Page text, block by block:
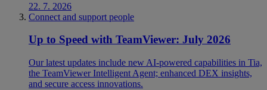
22. 7. 2026
Connect and support people
Up to Speed with TeamViewer: July 2026
Our latest updates include new AI-powered capabilities in Tia,
the TeamViewer Intelligent Agent; enhanced DEX insights,
and secure access innovations.